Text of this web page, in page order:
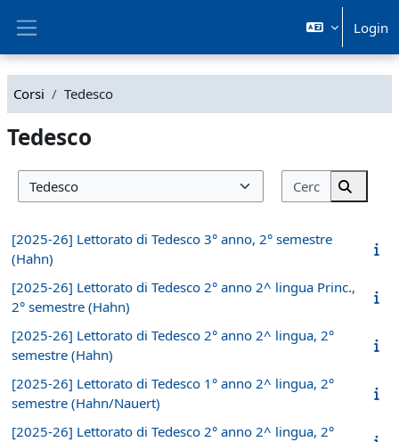
Login
Corsi Tedesco
Tedesco
Categorie di corso
Cerca corsi
Cerca
[2025-26] Lettorato di Tedesco 3° anno, 2° semestre
(Hahn)
[2025-26] Lettorato di Tedesco 2° anno 2^ lingua Princ.,
2° semestre (Hahn)
[2025-26] Lettorato di Tedesco 2° anno 2^ lingua, 2°
semestre (Hahn)
[2025-26] Lettorato di Tedesco 1° anno 2^ lingua, 2°
semestre (Hahn/Nauert)
[2025-26] Lettorato di Tedesco 2° anno 2^ lingua, 2°